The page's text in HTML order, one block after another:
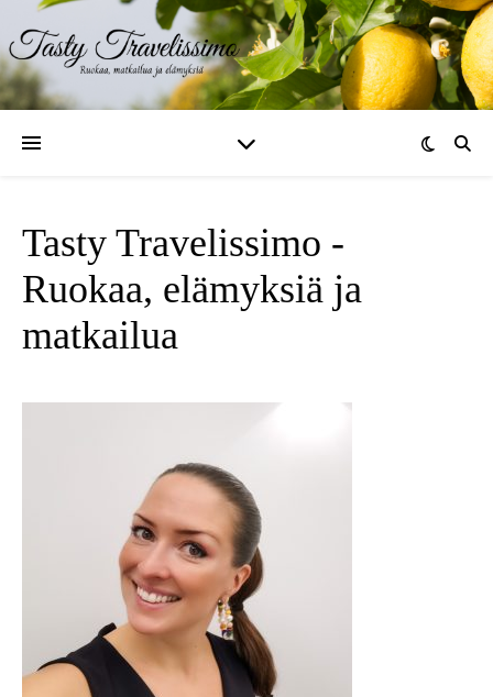
Tasty Travelissimo -
Ruokaa, elämyksiä ja
matkailua